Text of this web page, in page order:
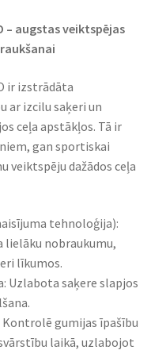
– augstas veiktspējas
ir izstrādāta
ar izcilu saķeri un
ceļa apstākļos. Tā ir
gan sportiskai
veiktspēju dažādos ceļa
tehnoloģija):
lielāku nobraukumu,
līkumos.​
Uzlabota saķere slapjos
gumijas īpašību
laikā, uzlabojot